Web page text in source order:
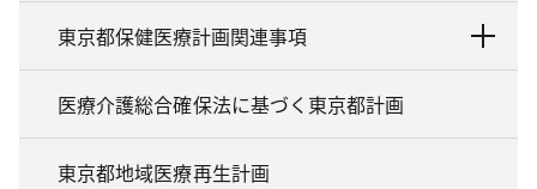
東京都保健医療計画関連事項
医療介護総合確保法に基づく東京都計画
東京都地域医療再生計画